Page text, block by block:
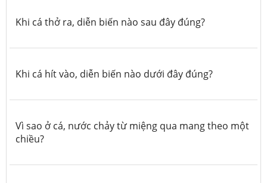
Khi cá thở ra, diễn biến nào sau đây đúng?
Khi cá hít vào, diễn biến nào dưới đây đúng?
Vì sao ở cá, nước chảy từ miệng qua mang theo một
chiều?